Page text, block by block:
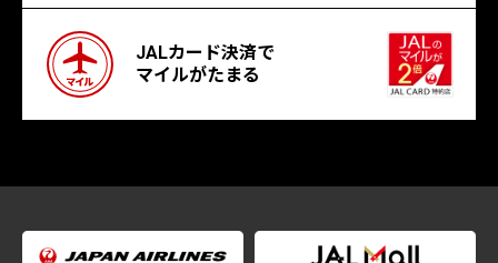
JALカード決済で
マイルがたまる